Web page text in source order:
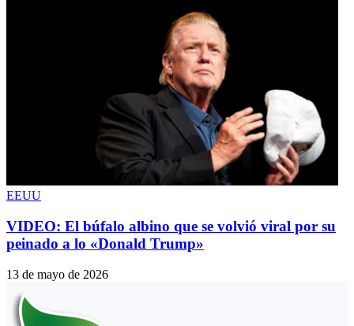
EEUU
VIDEO: El búfalo albino que se volvió viral por su
peinado a lo «Donald Trump»
13 de mayo de 2026